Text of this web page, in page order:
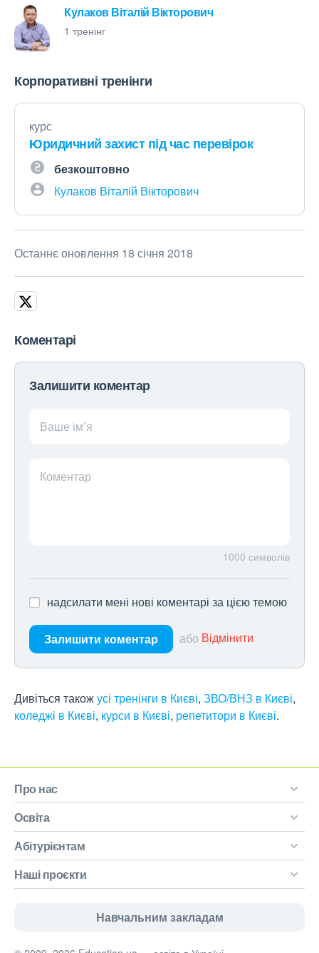
Кулаков Віталій Вікторович
1 тренінг
Корпоративні тренінги
курс
Юридичний захист під час перевірок
безкоштовно
Кулаков Віталій Вікторович
Останнє оновлення 18 січня 2018
Коментарі
Залишити коментар
Ваше ім’я
Коментар
1000 символів
надсилати мені нові коментарі за цією темою
Залишити коментар або Відмінити
Дивіться такожусі тренінги в Києві, ЗВО/ВНЗ в Києві,
коледжі в Києві, курси в Києві, репетитори в Києві.
Про нас
Освіта
Абітурієнтам
Наші проєкти
Навчальним закладам